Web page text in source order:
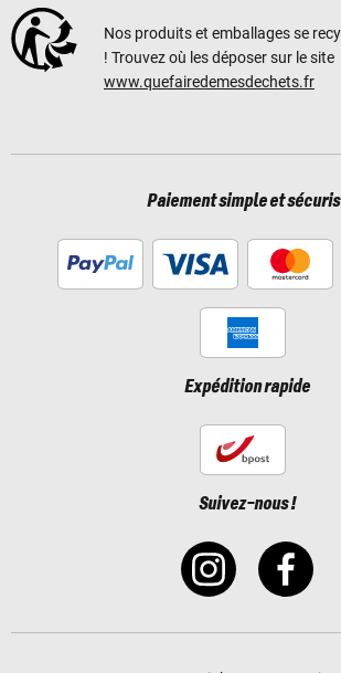
Nos produits et emballages se
! Trouvez où les déposer sur le site
www.quefairedemesdechets.fr
Paiement simple et
Expédition rapide
Suivez-nous !